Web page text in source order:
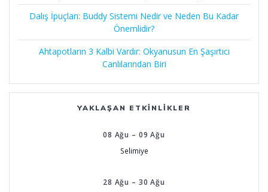
Dalış İpuçları: Buddy Sistemi Nedir ve Neden Bu Kadar
Önemlidir?
Ahtapotların 3 Kalbi Vardır: Okyanusun En Şaşırtıcı
Canlılarından Biri
YAKLAŞAN ETKINLIKLER
08 Ağu – 09 Ağu
Selimiye
28 Ağu – 30 Ağu